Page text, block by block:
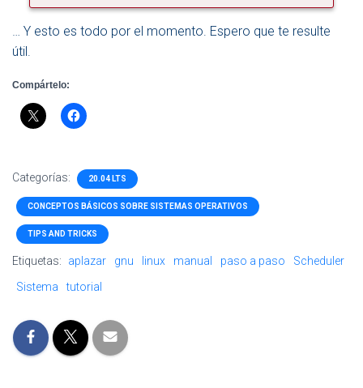
… Y esto es todo por el momento. Espero que te resulte
útil.
Compártelo:
Categorías: 20.04 LTS
CONCEPTOS BÁSICOS SOBRE SISTEMAS OPERATIVOS
TIPS AND TRICKS
Etiquetas: aplazar gnu linux manual paso a paso
Scheduler
Sistema
tutorial